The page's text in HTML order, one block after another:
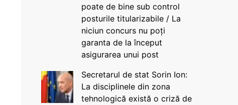
poate de bine sub control
posturile titularizabile / La
niciun concurs nu poți
garanta de la început
asigurarea unui post
Secretarul de stat Sorin Ion:
La disciplinele din zona
tehnologică există o criză de